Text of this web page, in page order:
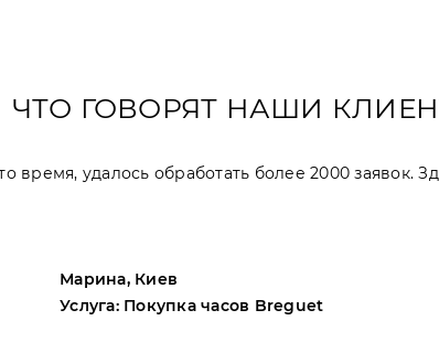
ЧТО ГОВОРЯТ НАШИ
время, удалось обработать более 2000
Марина, Киев
Услуга: Покупка часов Breguet